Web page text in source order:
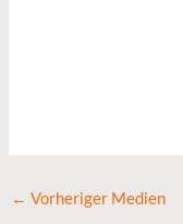
← Vorheriger Medien